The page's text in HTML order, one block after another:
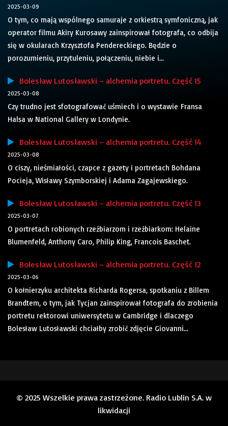
2025-03-09
O tym, co mają wspólnego samuraje z orkiestrą symfoniczną, jak
operator filmu Akiry Kurosawy zainspirował fotografa, co odbija
się w okularach Krzysztofa Pendereckiego. Będzie o
porozumieniu, przytuleniu, połączeniu, niebie i...
Bolesław Lutosławski – alchemia portretu. Część 15
2025-03-08
Czy trudno jest sfotografować uśmiech i o wystawie Fransa
Halsa w National Gallery w Londynie.
Bolesław Lutosławski – alchemia portretu. Część 14
2025-03-08
O ciszy, nieśmiałości, czapce z gazety i portretach Bohdana
Pocieja, Wisławy Szymborskiej i Adama Zagajewskiego.
Bolesław Lutosławski – alchemia portretu. Część 13
2025-03-07
O portretach robionych rzeźbiarzom i rzeźbiarkom: Helaine
Blumenfeld, Anthony Caro, Philip King, Francois Baschet.
Bolesław Lutosławski – alchemia portretu. Część 12
2025-03-06
O kołnierzyku architekta Richarda Rogersa, spotkaniu z Billem
Brandtem, o tym, jak Tycjan zainspirował fotografa do zrobienia
portretu rektorowi uniwersytetu w Cambridge i dlaczego
Bolesław Lutosławski chciałby zrobić zdjęcie Giovanni...
© 2025 Wszelkie prawa zastrzeżone. Radio Lublin S.A. w
likwidacji